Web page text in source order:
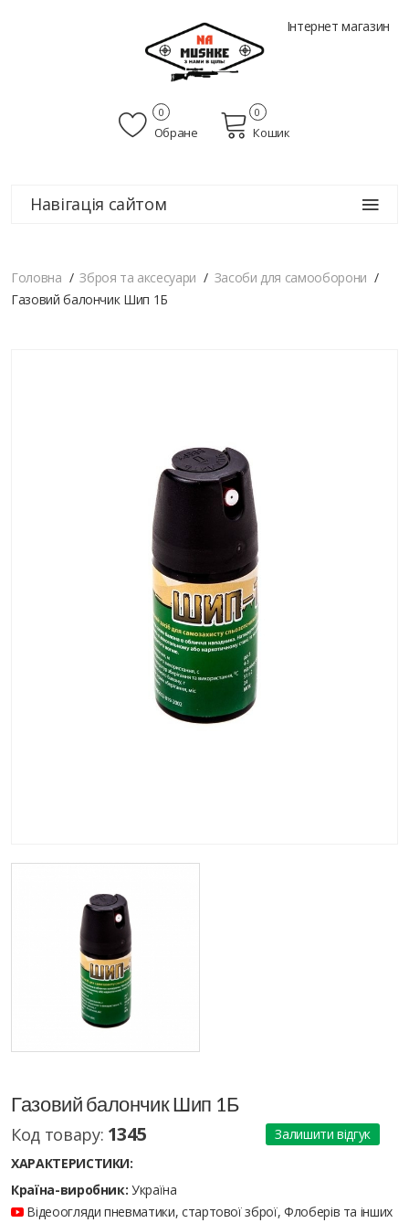
Інтернет магазин
Обране
0
Кошик
0
Навігація сайтом
Головна Зброя та аксесуари
Засоби для самооборони
Газовий балончик Шип 1Б
Газовий балончик Шип 1Б
Код товару: 1345
Залишити відгук
ХАРАКТЕРИСТИКИ:
Країна-виробник: Україна
Відеоогляди пневматики, стартової зброї, Флоберів та інших